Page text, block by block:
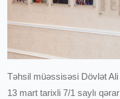
Təhsil müəssisəsi Dövlət
13 mart tarixli 7/1 saylı